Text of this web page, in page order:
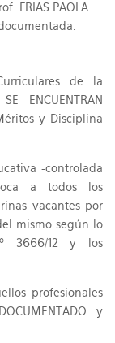
FRIAS PAOLA
de la
ENCUENTRAN
y Disciplina
-controlada
a todos los
vacantes por
mismo según lo
3666/12 y los
profesionales
y